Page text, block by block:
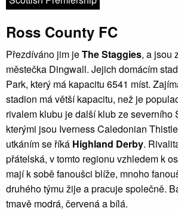
Ross County FC
Přezdíváno jim jeThe Staggies, a jsou
městečka Dingwall. Jejich domácím
Park, který má kapacitu 6541 míst.
stadion má větší kapacitu, než je
rivalem klubu je další klub ze severního
kterými jsou Iverness Caledonian
utkáním se říká Highland Derby.
přátelská, v tomto regionu vzhledem k
mají k sobě fanoušci blíže, mnoho
druhého týmu žije a pracuje společně.
tmavě modrá, červená a bílá.